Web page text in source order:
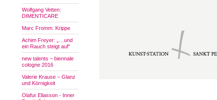
Wolfgang Vetten:
DIMENTICARE
Marc Fromm: Krippe
Achim Freyer: „…und
ein Rauch steigt auf“
new talents – biennale
cologne 2016
Valerie Krause – Glanz
und Körnigkeit
Olafur Eliasson - Inner